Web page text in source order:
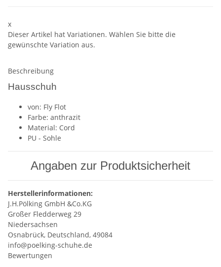
x
Dieser Artikel hat Variationen. Wählen Sie bitte die
gewünschte Variation aus.
Beschreibung
Hausschuh
von: Fly Flot
Farbe: anthrazit
Material: Cord
PU - Sohle
Angaben zur Produktsicherheit
Herstellerinformationen:
J.H.Pölking GmbH &Co.KG
Großer Fledderweg 29
Niedersachsen
Osnabrück, Deutschland, 49084
info@poelking-schuhe.de
Bewertungen